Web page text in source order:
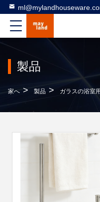
製品
家へ > 製品 > ガラスの浴室